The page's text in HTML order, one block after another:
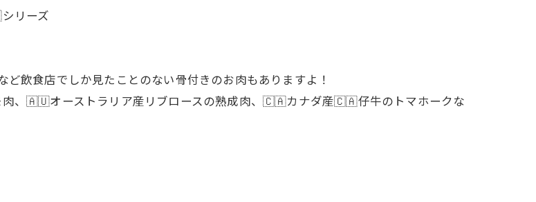
リーズ
食店でしか見たことのない骨付きのお肉もありますよ！
、🇦🇺オーストラリア産リブロースの熟成肉、🇨🇦カナダ産🇨🇦仔牛のトマホークな